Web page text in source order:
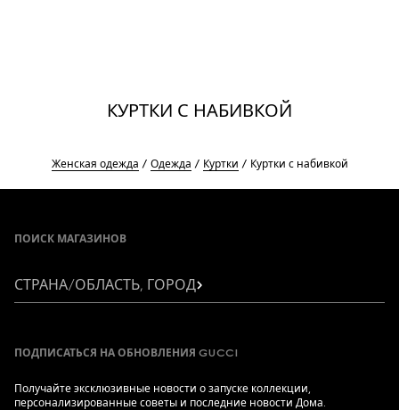
КУРТКИ С НАБИВКОЙ
Женская одежда Одежда Куртки Куртки с набивкой
ПОИСК МАГАЗИНОВ
СТРАНА/ОБЛАСТЬ, ГОРОД
ПОДПИСАТЬСЯ НА ОБНОВЛЕНИЯ GUCCI
Получайте эксклюзивные новости о запуске коллекции,
персонализированные советы и последние новости Дома.